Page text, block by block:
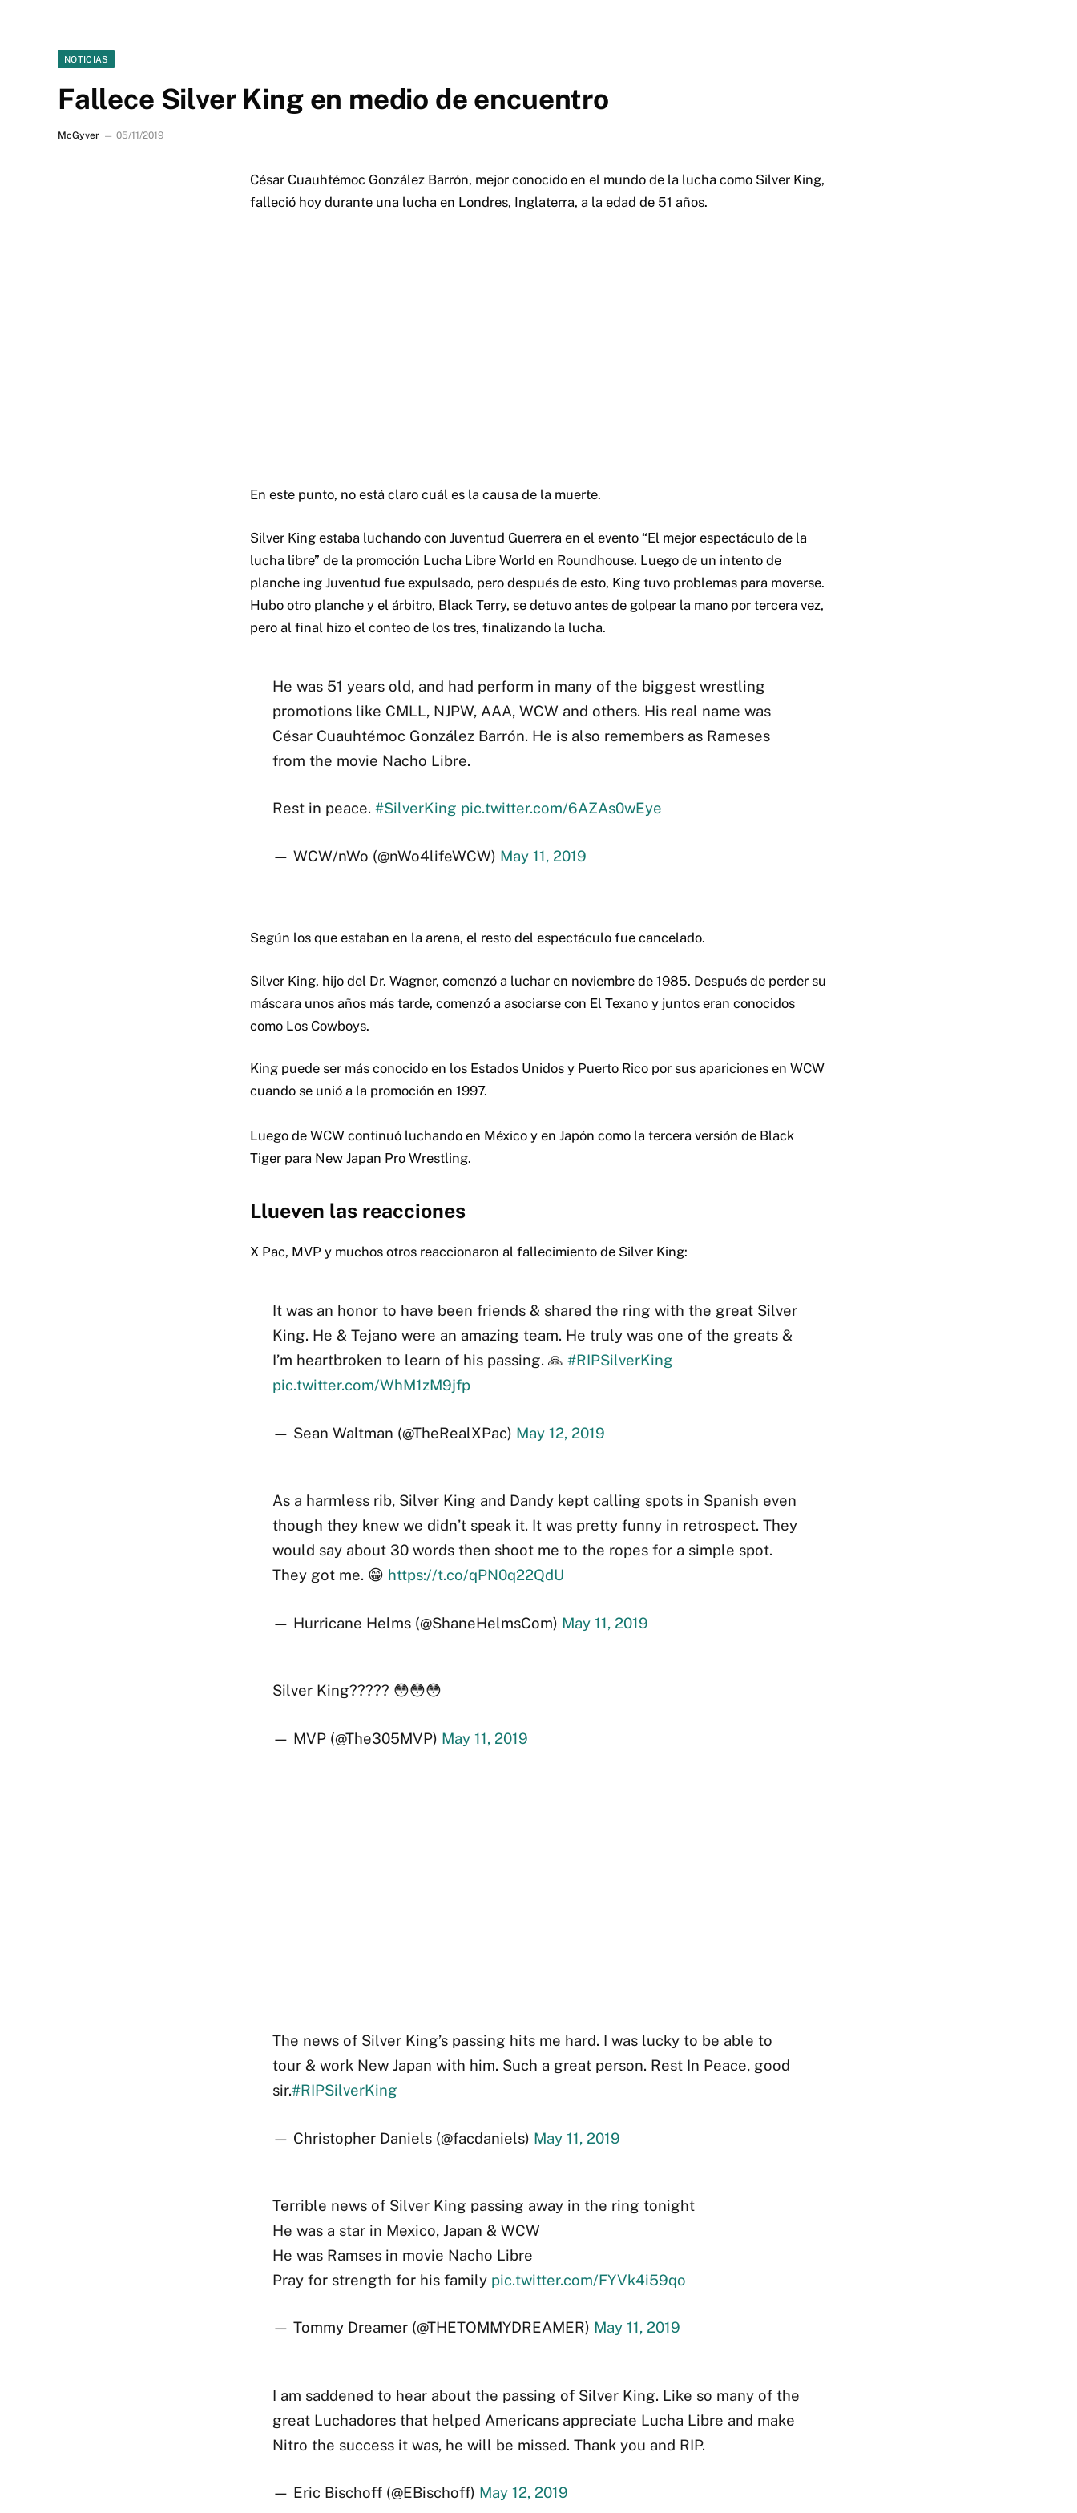
NOTICIAS
Fallece Silver King en medio de encuentro
McGyver 05/11/2019
César Cuauhtémoc González Barrón, mejor conocido en el mundo de la lucha como Silver King,
falleció hoy durante una lucha en Londres, Inglaterra, a la edad de 51 años.
En este punto, no está claro cuál es la causa de la muerte.
Silver King estaba luchando con Juventud Guerrera en el evento “El mejor espectáculo de la
lucha libre” de la promoción Lucha Libre World en Roundhouse. Luego de un intento de
planche ing Juventud fue expulsado, pero después de esto, King tuvo problemas para moverse.
Hubo otro planche y el árbitro, Black Terry, se detuvo antes de golpear la mano por tercera vez,
pero al final hizo el conteo de los tres, finalizando la lucha.
He was 51 years old, and had perform in many of the biggest wrestling
promotions like CMLL, NJPW, AAA, WCW and others. His real name was
César Cuauhtémoc González Barrón. He is also remembers as Rameses
from the movie Nacho Libre.
Rest in peace. #SilverKing pic.twitter.com/6AZAs0wEye
— WCW/nWo (@nWo4lifeWCW) May 11, 2019
Según los que estaban en la arena, el resto del espectáculo fue cancelado.
Silver King, hijo del Dr. Wagner, comenzó a luchar en noviembre de 1985. Después de perder su
máscara unos años más tarde, comenzó a asociarse con El Texano y juntos eran conocidos
como Los Cowboys.
King puede ser más conocido en los Estados Unidos y Puerto Rico por sus apariciones en WCW
cuando se unió a la promoción en 1997.
Luego de WCW continuó luchando en México y en Japón como la tercera versión de Black
Tiger para New Japan Pro Wrestling.
Llueven las reacciones
X Pac, MVP y muchos otros reaccionaron al fallecimiento de Silver King:
It was an honor to have been friends & shared the ring with the great Silver
King. He & Tejano were an amazing team. He truly was one of the greats &
I’m heartbroken to learn of his passing. 🙏 #RIPSilverKing
pic.twitter.com/WhM1zM9jfp
— Sean Waltman (@TheRealXPac) May 12, 2019
As a harmless rib, Silver King and Dandy kept calling spots in Spanish even
though they knew we didn’t speak it. It was pretty funny in retrospect. They
would say about 30 words then shoot me to the ropes for a simple spot.
They got me. 😁 https://t.co/qPN0q22QdU
— Hurricane Helms (@ShaneHelmsCom) May 11, 2019
Silver King????? 😳😳😳
— MVP (@The305MVP) May 11, 2019
The news of Silver King’s passing hits me hard. I was lucky to be able to
tour & work New Japan with him. Such a great person. Rest In Peace, good
sir.#RIPSilverKing
— Christopher Daniels (@facdaniels) May 11, 2019
Terrible news of Silver King passing away in the ring tonight
He was a star in Mexico, Japan & WCW
He was Ramses in movie Nacho Libre
Pray for strength for his family pic.twitter.com/FYVk4i59qo
— Tommy Dreamer (@THETOMMYDREAMER) May 11, 2019
I am saddened to hear about the passing of Silver King. Like so many of the
great Luchadores that helped Americans appreciate Lucha Libre and make
Nitro the success it was, he will be missed. Thank you and RIP.
— Eric Bischoff (@EBischoff) May 12, 2019